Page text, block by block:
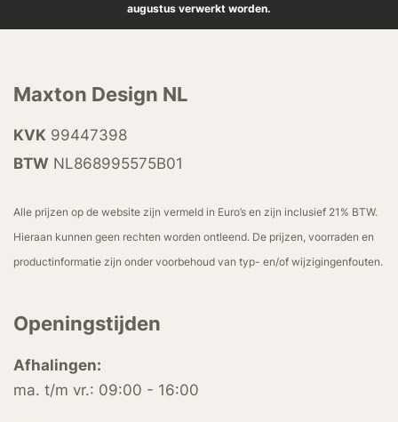
augustus verwerkt worden.
Maxton Design NL
KVK 99447398
BTW NL868995575B01
Alle prijzen op de website zijn vermeld in Euro’s en zijn inclusief 21% BTW.
Hieraan kunnen geen rechten worden ontleend. De prijzen, voorraden en
productinformatie zijn onder voorbehoud van typ- en/of wijzigingenfouten.
Openingstijden
Afhalingen:
ma. t/m vr.: 09:00 - 16:00